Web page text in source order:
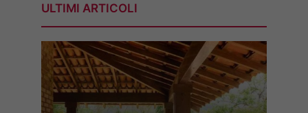
ULTIMI ARTICOLI